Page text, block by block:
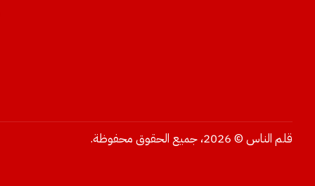
قلم الناس © 2026، جميع الحقوق محفوظة.